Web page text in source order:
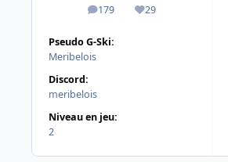
179
messages29
Réputation
Pseudo G-Ski:
Meribelois
Discord:
meribelois
Niveau en jeu:
2